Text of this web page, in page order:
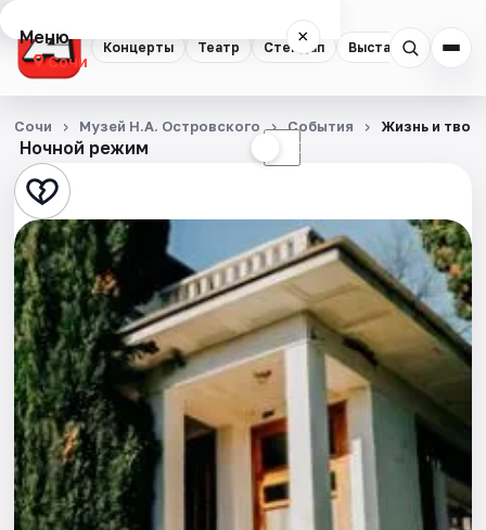
Концерты Театр Стендап Выставки
Меню ×
Сочи
Концерты
Театр
Стендап
Выставки
Квесты
Экскурсии
Спорт
События
Ночной режим ☾
Сочи Музей Н.А. Островского События Жизнь и